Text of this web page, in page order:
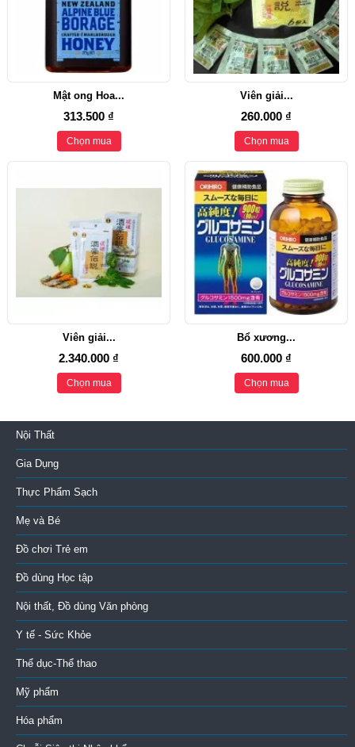
Mật ong Hoa...
313.500 ₫
Chọn mua
Viên giải...
260.000 ₫
Chọn mua
Viên giải...
2.340.000 ₫
Chọn mua
Bổ xương...
600.000 ₫
Chọn mua
Nội Thất
Gia Dụng
Thực Phẩm Sạch
Mẹ và Bé
Đồ chơi Trẻ em
Đồ dùng Học tập
Nội thất, Đồ dùng Văn phòng
Y tế - Sức Khỏe
Thể dục-Thể thao
Mỹ phẩm
Hóa phẩm